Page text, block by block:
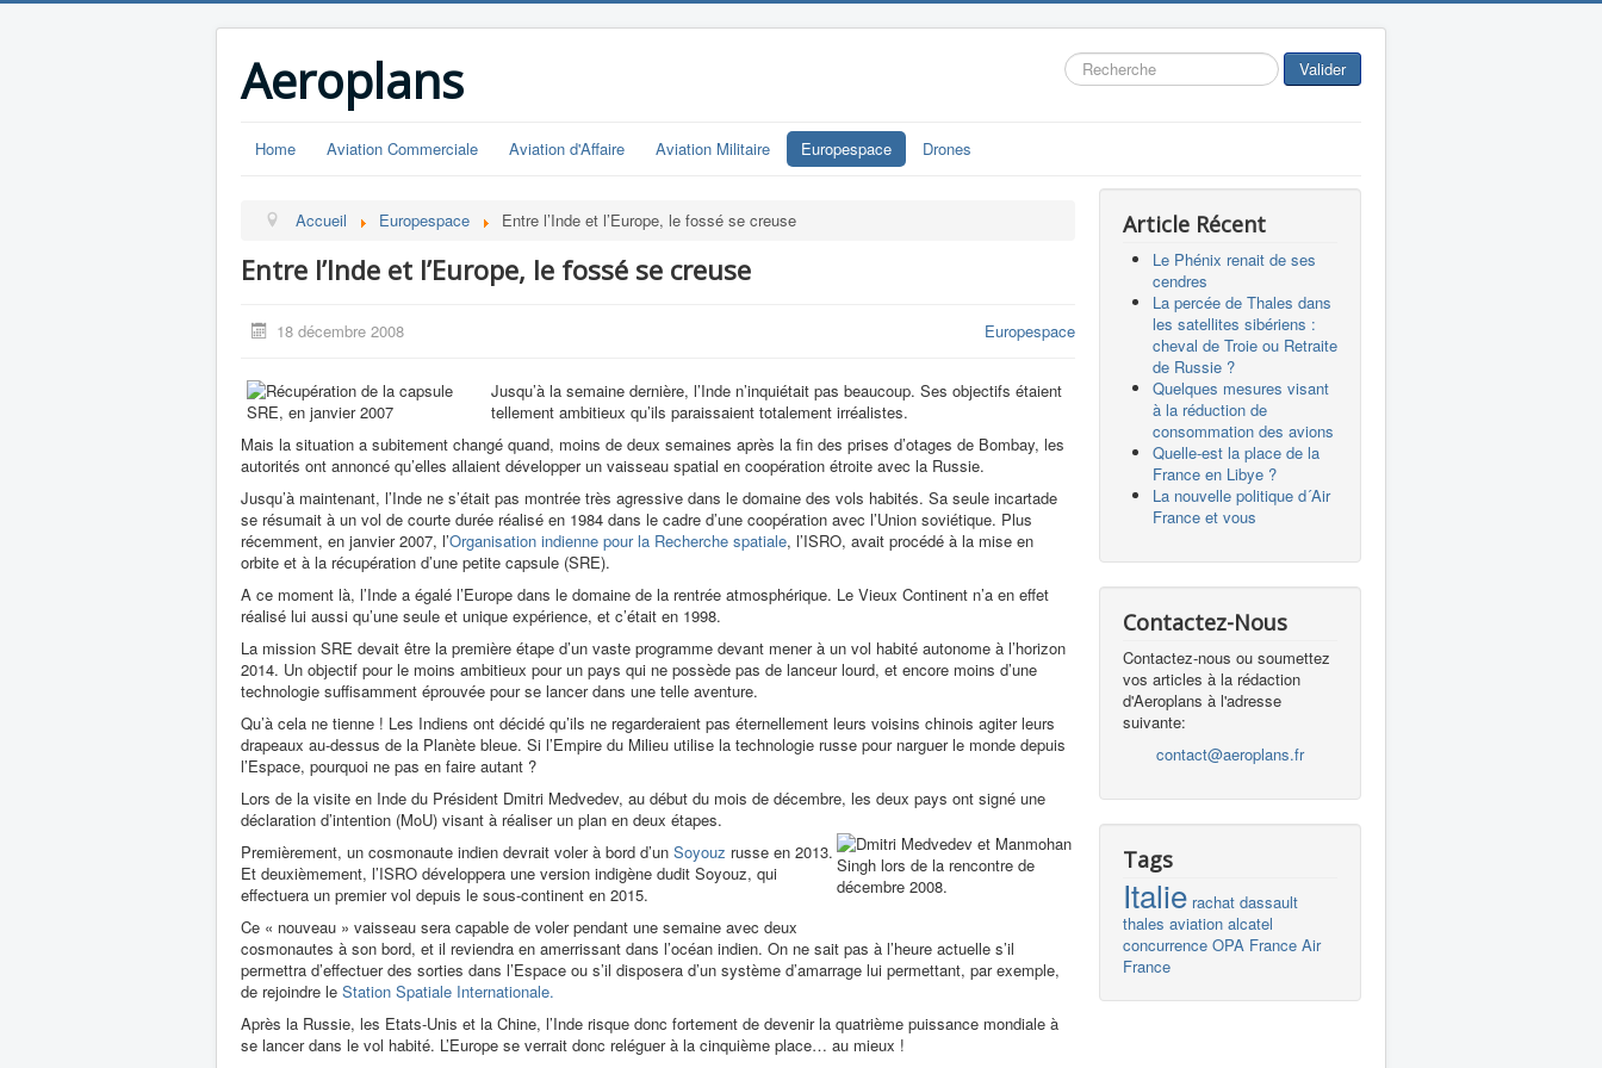
Aeroplans Rechercher Valider
Home Aviation Commerciale Aviation d'Affaire Aviation Militaire Europespace Drones
Accueil Europespace Entre l’Inde et l’Europe, le fossé se creuse
Entre l’Inde et l’Europe, le fossé se creuse
18 décembre 2008 Europespace
Jusqu’à la semaine dernière, l’Inde n’inquiétait pas beaucoup. Ses objectifs étaient
tellement ambitieux qu’ils paraissaient totalement irréalistes.
Mais la situation a subitement changé quand, moins de deux semaines après la fin des prises d’otages de Bombay, les
autorités ont annoncé qu’elles allaient développer un vaisseau spatial en coopération étroite avec la Russie.
Jusqu’à maintenant, l’Inde ne s’était pas montrée très agressive dans le domaine des vols habités. Sa seule incartade
se résumait à un vol de courte durée réalisé en 1984 dans le cadre d’une coopération avec l’Union soviétique. Plus
récemment, en janvier 2007, l’Organisation indienne pour la Recherche spatiale, l’ISRO, avait procédé à la mise en
orbite et à la récupération d’une petite capsule (SRE).
A ce moment là, l’Inde a égalé l’Europe dans le domaine de la rentrée atmosphérique. Le Vieux Continent n’a en effet
réalisé lui aussi qu’une seule et unique expérience, et c’était en 1998.
La mission SRE devait être la première étape d’un vaste programme devant mener à un vol habité autonome à l’horizon
2014. Un objectif pour le moins ambitieux pour un pays qui ne possède pas de lanceur lourd, et encore moins d’une
technologie suffisamment éprouvée pour se lancer dans une telle aventure.
Qu’à cela ne tienne ! Les Indiens ont décidé qu’ils ne regarderaient pas éternellement leurs voisins chinois agiter leurs
drapeaux au-dessus de la Planète bleue. Si l’Empire du Milieu utilise la technologie russe pour narguer le monde depuis
l’Espace, pourquoi ne pas en faire autant ?
Lors de la visite en Inde du Président Dmitri Medvedev, au début du mois de décembre, les deux pays ont signé une
déclaration d’intention (MoU) visant à réaliser un plan en deux étapes.
Premièrement, un cosmonaute indien devrait voler à bord d’un Soyouz russe en 2013.
Et deuxièmement, l’ISRO développera une version indigène dudit Soyouz, qui
effectuera un premier vol depuis le sous-continent en 2015.
Ce « nouveau » vaisseau sera capable de voler pendant une semaine avec deux
cosmonautes à son bord, et il reviendra en amerrissant dans l’océan indien. On ne sait pas à l’heure actuelle s’il
permettra d’effectuer des sorties dans l’Espace ou s’il disposera d’un système d’amarrage lui permettant, par exemple,
de rejoindre le Station Spatiale Internationale.
Après la Russie, les Etats-Unis et la Chine, l’Inde risque donc fortement de devenir la quatrième puissance mondiale à
se lancer dans le vol habité. L’Europe se verrait donc reléguer à la cinquième place… au mieux !
Article Récent
Le Phénix renait de ses
cendres
La percée de Thales dans
les satellites sibériens :
cheval de Troie ou Retraite
de Russie ?
Quelques mesures visant
à la réduction de
consommation des avions
Quelle-est la place de la
France en Libye ?
La nouvelle politique d´Air
France et vous
Contactez-Nous
Contactez-nous ou soumettez
vos articles à la rédaction
d'Aeroplans à l'adresse
suivante:
contact@aeroplans.fr
Tags
Italie rachat dassault
thales aviation alcatel
concurrence OPA France Air
France